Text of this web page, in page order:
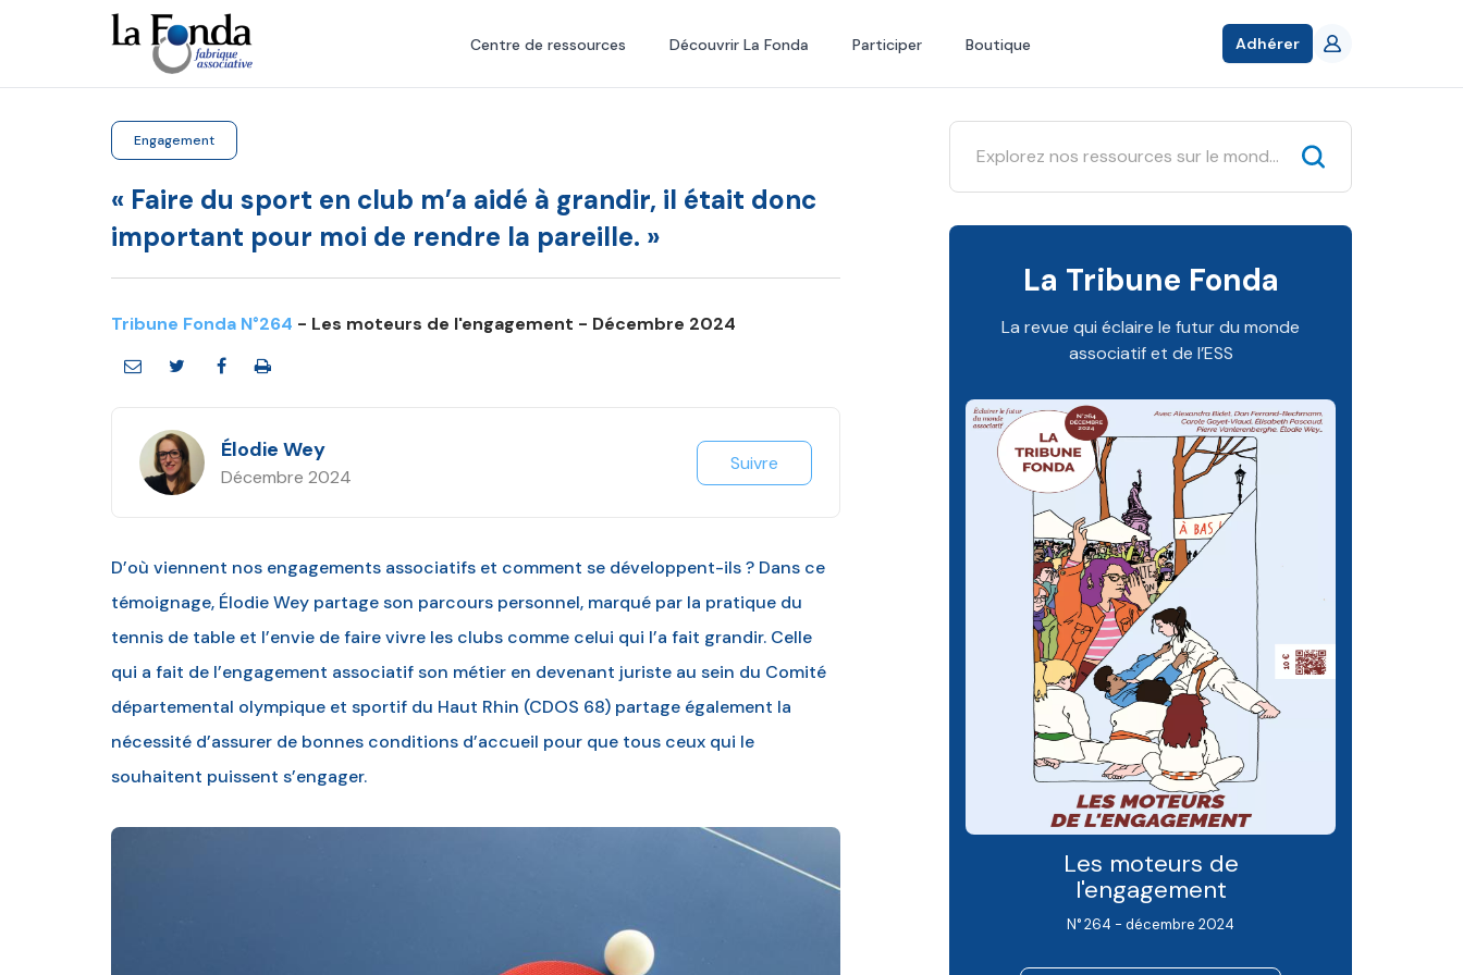
principal
Centre de ressources Découvrir La Fonda Participer Boutique Adhérer
Engagement
« Faire du sport en club m’a aidé à grandir, il était donc
important pour moi de rendre la pareille. »
Tribune Fonda N°264 - Les moteurs de l'engagement - Décembre 2024
Élodie Wey
Décembre 2024
Suivre
D’où viennent nos engagements associatifs et comment se développent-ils ? Dans ce
témoignage, Élodie Wey partage son parcours personnel, marqué par la pratique du
tennis de table et l’envie de faire vivre les clubs comme celui qui l’a fait grandir. Celle
qui a fait de l’engagement associatif son métier en devenant juriste au sein du Comité
départemental olympique et sportif du Haut Rhin (CDOS 68) partage également la
nécessité d’assurer de bonnes conditions d’accueil pour que tous ceux qui le
souhaitent puissent s’engager.
La Tribune Fonda
La revue qui éclaire le futur du monde
associatif et de l’ESS
Les moteurs de
l'engagement
N° 264 - décembre 2024